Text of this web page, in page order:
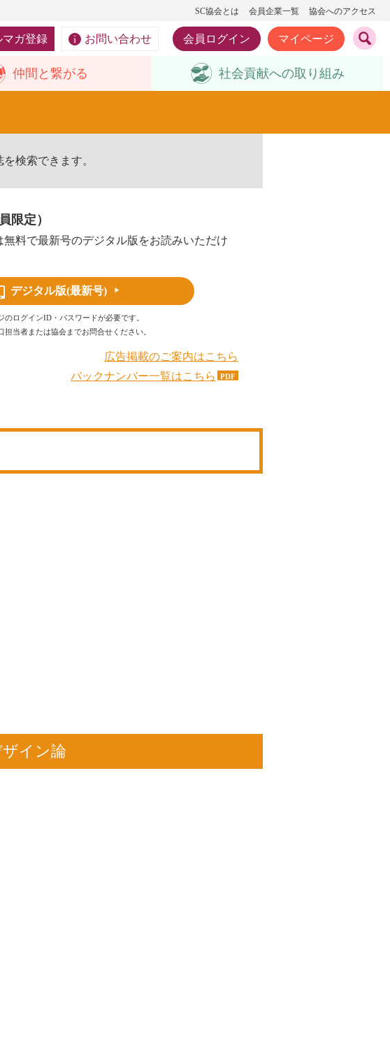
SC協会とは 会員企業一覧 協会へのアクセス
マガ登録 お問い合わせ 会員ログイン マイページ
仲間と 繋がる 社会貢献への取り組み
検索できます。
限定）
無料で最新号のデジタル版をお読みいただけ
デジタル版(最新号)
ログインID・パスワードが必要です。
担当者または協会までお問合せください。
広告掲載のご案内はこちら
バックナンバー一覧はこちら
イン論
長